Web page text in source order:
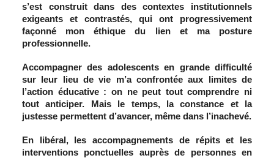
s’est construit dans des contextes institutionnels
exigeants et contrastés, qui ont progressivement
façonné mon éthique du lien et ma posture
professionnelle.
Accompagner des adolescents en grande difficulté
sur leur lieu de vie m’a confrontée aux limites de
l’action éducative : on ne peut tout comprendre ni
tout anticiper. Mais le temps, la constance et la
justesse permettent d’avancer, même dans l’inachevé.
En libéral, les accompagnements de répits et les
interventions ponctuelles auprès de personnes en